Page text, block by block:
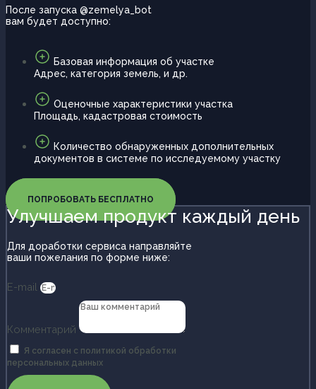
После запуска @zemelya_bot
вам будет доступно:
Базовая информация об участке
Адрес, категория земель, и др.
Оценочные характеристики участка
Площадь, кадастровая стоимость
Количество обнаруженных дополнительных
документов в системе по исследуемому участку
ПОПРОБОВАТЬ БЕСПЛАТНО
Улучшаем продукт каждый день
Для доработки сервиса направляйте
ваши пожелания по форме ниже:
E-mail
Комментарий
Я согласен с политикой обработки
персональных данных